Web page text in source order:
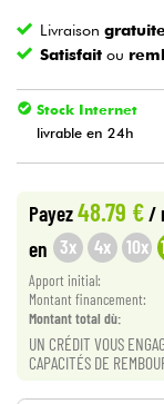
Vents
Violons &
Eveil
Câbles &
HiFi
Packs
Livraison
Satisfait ou
Stock Internet
livrable en 24h
Payez48.79 €/
en 3x 4x 10x
Apport initial:
Montant financement:
Montant total dù:
UN CRÉDIT VOUS
CAPACITÉS DE